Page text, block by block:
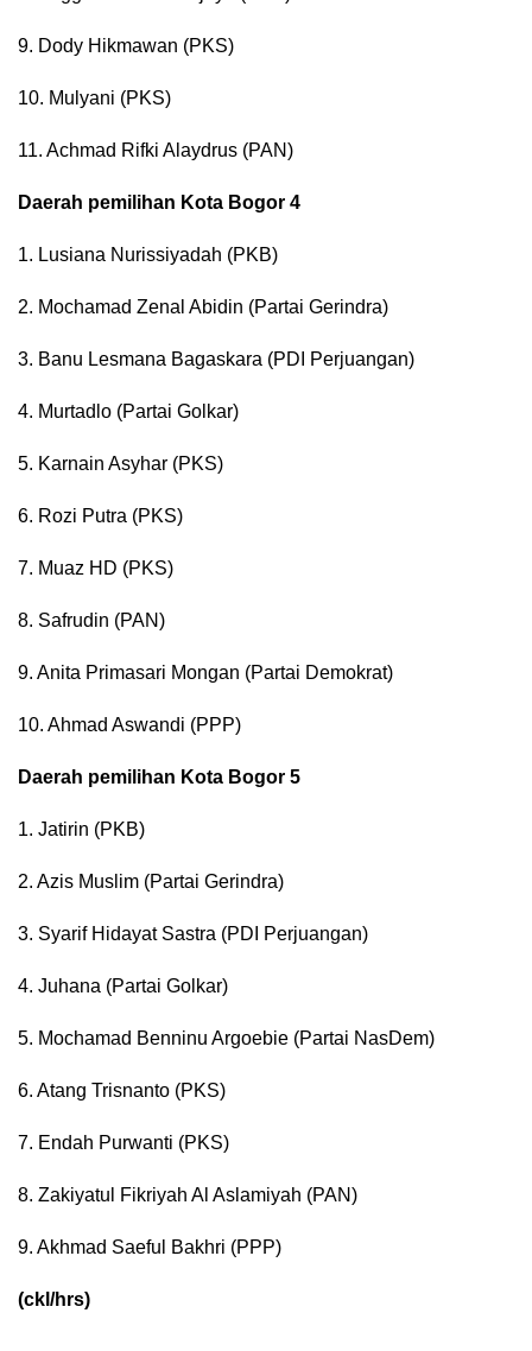
9. Dody Hikmawan (PKS)
10. Mulyani (PKS)
11. Achmad Rifki Alaydrus (PAN)
Daerah pemilihan Kota Bogor 4
1. Lusiana Nurissiyadah (PKB)
2. Mochamad Zenal Abidin (Partai Gerindra)
3. Banu Lesmana Bagaskara (PDI Perjuangan)
4. Murtadlo (Partai Golkar)
5. Karnain Asyhar (PKS)
6. Rozi Putra (PKS)
7. Muaz HD (PKS)
8. Safrudin (PAN)
9. Anita Primasari Mongan (Partai Demokrat)
10. Ahmad Aswandi (PPP)
Daerah pemilihan Kota Bogor 5
1. Jatirin (PKB)
2. Azis Muslim (Partai Gerindra)
3. Syarif Hidayat Sastra (PDI Perjuangan)
4. Juhana (Partai Golkar)
5. Mochamad Benninu Argoebie (Partai NasDem)
6. Atang Trisnanto (PKS)
7. Endah Purwanti (PKS)
8. Zakiyatul Fikriyah Al Aslamiyah (PAN)
9. Akhmad Saeful Bakhri (PPP)
(ckl/hrs)